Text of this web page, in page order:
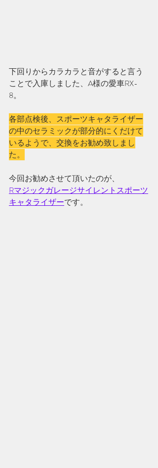
下回りからカラカラと音がすると言う
ことで入庫しました、 A様の愛車RX-
8。
各部点検後、スポーツキャタライザー
の中のセラミックが部分的にくだけて
いるようで、交換をお勧め致しまし
た。
今回お勧めさせて頂いたのが、
Rマジックガレージサイレントスポーツ
キャタライザーです。